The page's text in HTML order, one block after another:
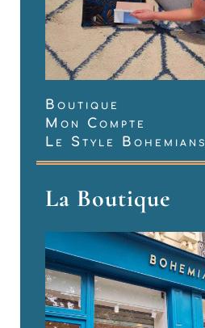
Boutique
Mon Compte
Le Style Bohemians
La Boutique